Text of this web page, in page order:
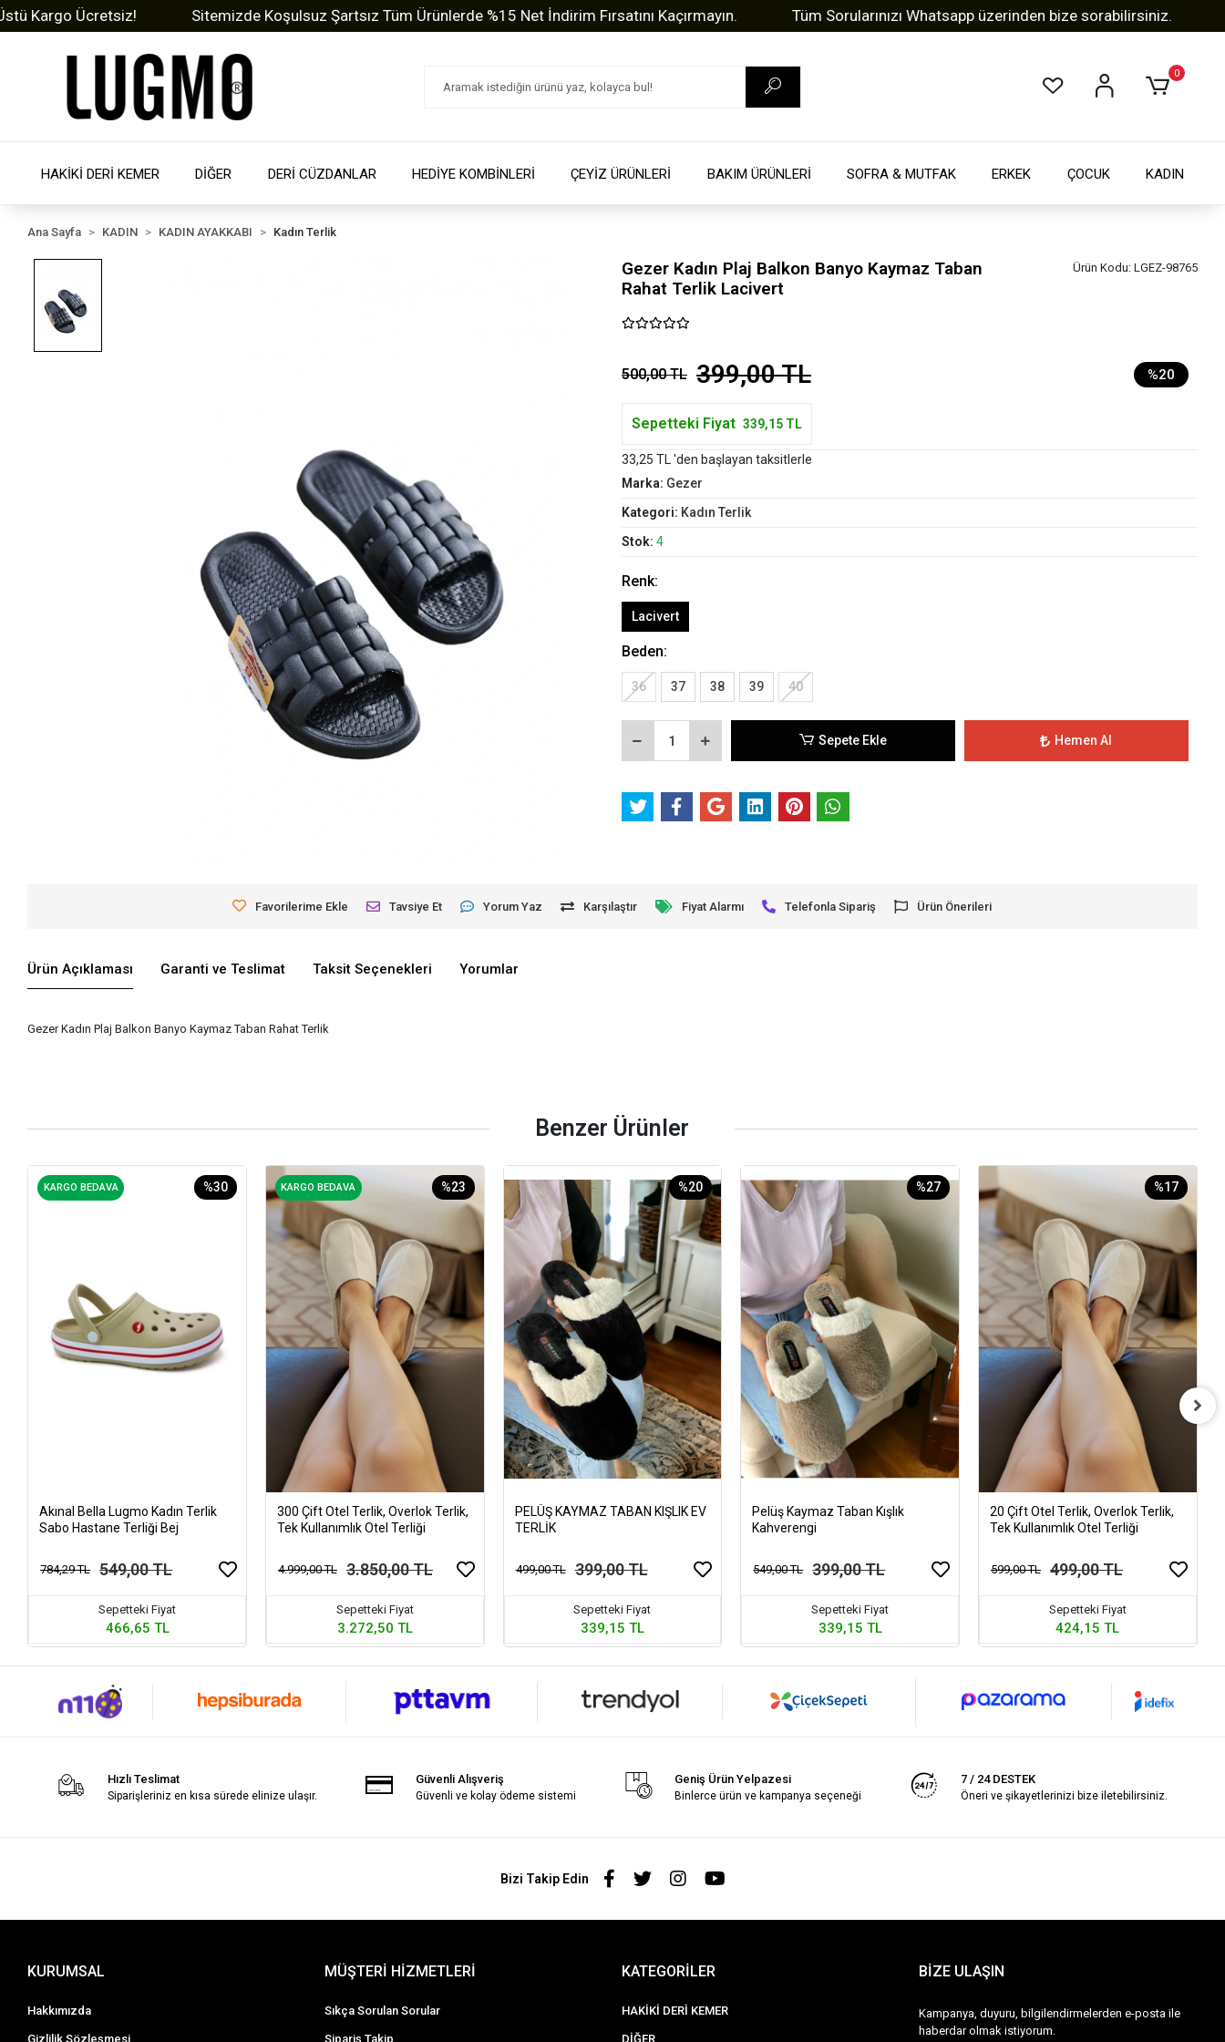
Ücretsiz! Sitemizde Koşulsuz Şartsız Tüm Ürünlerde %15 Net İndirim Fırsatını Kaçırmayın. Tüm Sorularınızı Whatsapp üzerinden bize sorabilirsiniz.
0
HAKİKİ DERİ KEMER DİĞER DERİ CÜZDANLAR HEDİYE KOMBİNLERİ ÇEYİZ ÜRÜNLERİ BAKIM ÜRÜNLERİ SOFRA & MUTFAK ERKEK ÇOCUK KADIN
Ana Sayfa KADIN KADIN AYAKKABI Kadın Terlik
Gezer Kadın Plaj Balkon Banyo Kaymaz Taban
Rahat Terlik Lacivert
Ürün Kodu: LGEZ-98765
500,00 TL 399,00 TL %20
Sepetteki Fiyat 339,15 TL
33,25 TL 'den başlayan taksitlerle
Marka: Gezer
Kategori: Kadın Terlik
Stok: 4
Renk:
Lacivert
Beden:
36 37 38 39 40
Sepete Ekle Hemen Al
Favorilerime Ekle Tavsiye Et Yorum Yaz Karşılaştır Fiyat Alarmı Telefonla Sipariş Ürün Önerileri
Ürün Açıklaması Garanti ve Teslimat Taksit Seçenekleri Yorumlar
Gezer Kadın Plaj Balkon Banyo Kaymaz Taban Rahat Terlik
Benzer Ürünler
KARGO BEDAVA %30
Akınal Bella Lugmo Kadın Terlik
Sabo Hastane Terliği Bej
784,29 TL 549,00 TL
Sepetteki Fiyat
466,65 TL
KARGO BEDAVA %23
300 Çift Otel Terlik, Overlok Terlik,
Tek Kullanımlık Otel Terliği
4.999,00 TL 3.850,00 TL
Sepetteki Fiyat
3.272,50 TL
%20
PELÜŞ KAYMAZ TABAN KIŞLIK EV
TERLİK
499,00 TL 399,00 TL
Sepetteki Fiyat
339,15 TL
%27
Pelüş Kaymaz Taban Kışlık
Kahverengi
549,00 TL 399,00 TL
Sepetteki Fiyat
339,15 TL
%17
20 Çift Otel Terlik, Overlok Terlik,
Tek Kullanımlık Otel Terliği
599,00 TL 499,00 TL
Sepetteki Fiyat
424,15 TL
Hızlı Teslimat
Siparişleriniz en kısa sürede elinize ulaşır.
Güvenli Alışveriş
Güvenli ve kolay ödeme sistemi
Geniş Ürün Yelpazesi
Binlerce ürün ve kampanya seçeneği
7 / 24 DESTEK
Öneri ve şikayetlerinizi bize iletebilirsiniz.
Bizi Takip Edin
KURUMSAL
Hakkımızda
Gizlilik Sözleşmesi
MÜŞTERİ HİZMETLERİ
Sıkça Sorulan Sorular
Sipariş Takip
KATEGORİLER
HAKİKİ DERİ KEMER
DİĞER
BİZE ULAŞIN
Kampanya, duyuru, bilgilendirmelerden e-posta ile
haberdar olmak istiyorum.